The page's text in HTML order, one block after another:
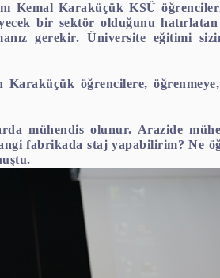
Kemal Karaküçük KSÜ
bir sektör olduğunu
gerekir. Üniversite eğitimi sizin
Karaküçük öğrencilere,
mühendis olunur. Arazide
fabrikada staj yapabilirim? Ne